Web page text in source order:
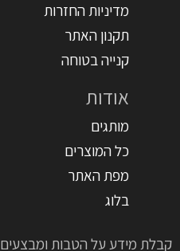
מדיניות החזרות
תקנון האתר
קנייה בטוחה
אודות
מותגים
כל המוצרים
מפת האתר
בלוג
קבלת מידע על הטבות ומבצעים